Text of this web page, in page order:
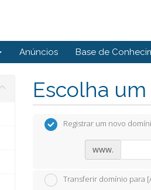
Anúncios Base de
Escolha um
Registrar um novo
www.
Transferir domínio para